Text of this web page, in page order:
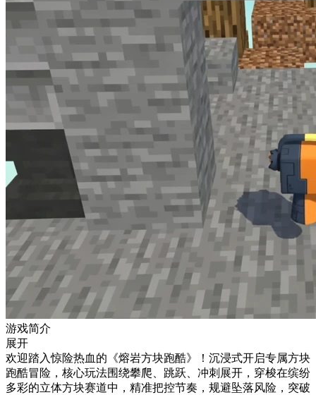
游戏简介
展开
欢迎踏入惊险热血的《熔岩方块跑酷》！沉浸式开启专属方块
跑酷冒险，核心玩法围绕攀爬、跳跃、冲刺展开，穿梭在缤纷
多彩的立体方块赛道中，精准把控节奏，规避坠落风险，突破